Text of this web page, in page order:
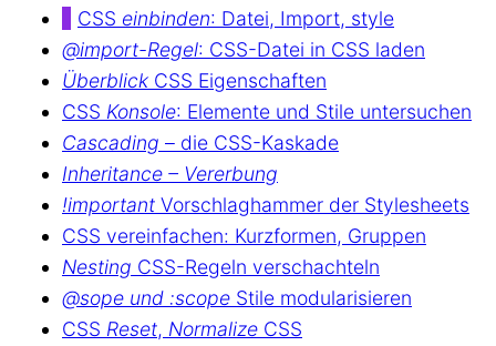
CSS einbinden: Datei, Import, style
@import-Regel: CSS-Datei in CSS laden
Überblick CSS Eigenschaften
CSS Konsole: Elemente und Stile untersuchen
Cascading – die CSS-Kaskade
Inheritance – Vererbung
!important Vorschlaghammer der Stylesheets
CSS vereinfachen: Kurzformen, Gruppen
Nesting CSS-Regeln verschachteln
@sope und :scope Stile modularisieren
CSS Reset, Normalize CSS